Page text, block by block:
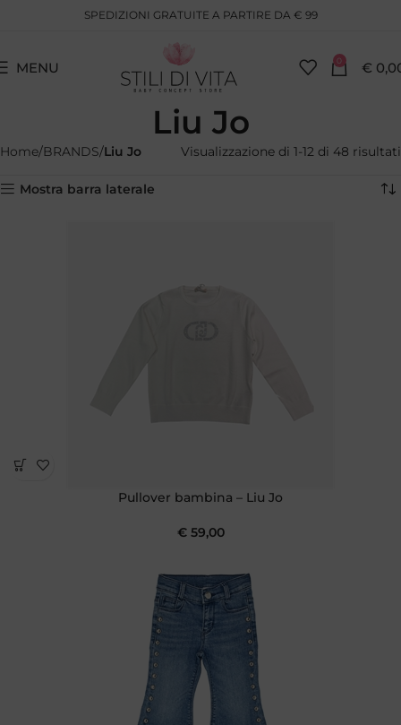
SPEDIZIONI GRATUITE A PARTIRE DA € 99
MENU 0 €
Liu Jo
Home BRANDS Liu Jo Visualizzazione di 1-12 di 48 risultati
Mostra barra laterale
Pullover bambina – Liu Jo
€59,00